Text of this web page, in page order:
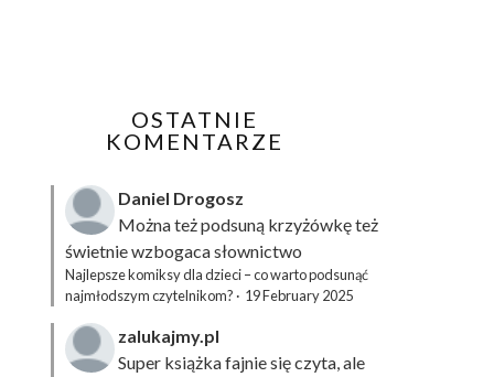
OSTATNIE
KOMENTARZE
Daniel Drogosz
Można też podsuną krzyżówkęteż
świetnie wzbogaca słownictwo
Najlepsze komiksy dla dzieci – co warto podsunąć
najmłodszym czytelnikom? · 19 February 2025
zalukajmy.pl
Super książka fajnie się czyta, ale